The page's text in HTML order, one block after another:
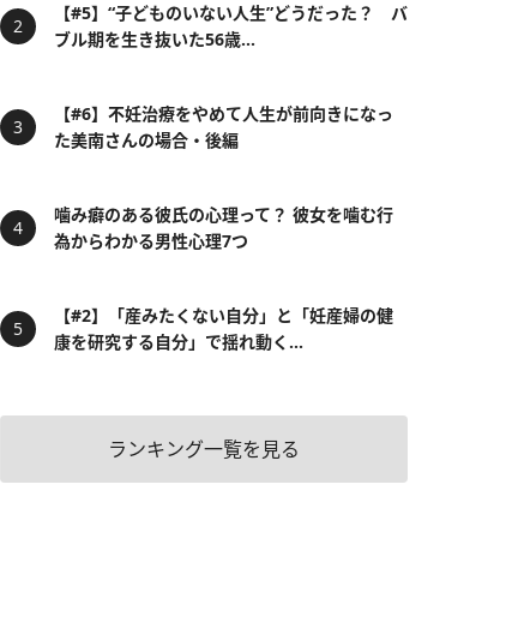
【#5】“子どものいない人生”どうだった？ バ
ブル期を生き抜いた56歳...
【#6】不妊治療をやめて人生が前向きになっ
た美南さんの場合・後編
噛み癖のある彼氏の心理って？ 彼女を噛む行
為からわかる男性心理7つ
【#2】「産みたくない自分」と「妊産婦の健
康を研究する自分」で揺れ動く...
ランキング一覧を見る